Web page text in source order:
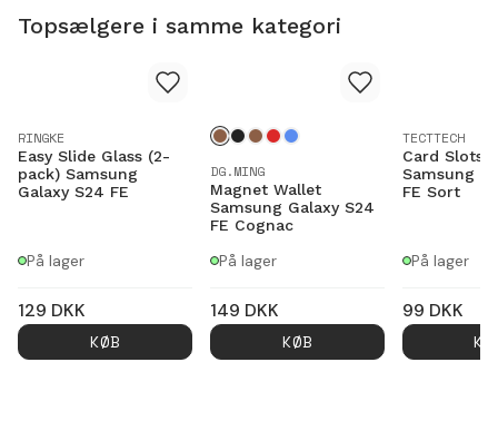
Topsælgere i samme kategori
RINGKE
Easy Slide Glass (2-
pack) Samsung
Galaxy S24 FE
På lager
129 DKK
KØB
DG.MING
Magnet Wallet
Samsung Galaxy S24
FE Cognac
På lager
149 DKK
KØB
TECTTECH
Card Slots
Samsung
FE Sort
På lager
99 DKK